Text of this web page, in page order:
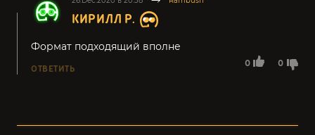
КИРИЛЛ Р.
0 0
Формат подходящий вполне
ОТВЕТИТЬ